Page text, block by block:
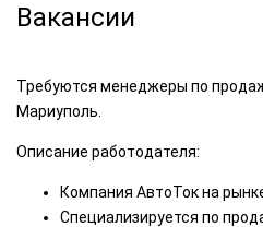
Вакансии
Требуются менеджеры по
Мариуполь.
Описание работодателя:
Компания АвтоТок на
Специализируется по